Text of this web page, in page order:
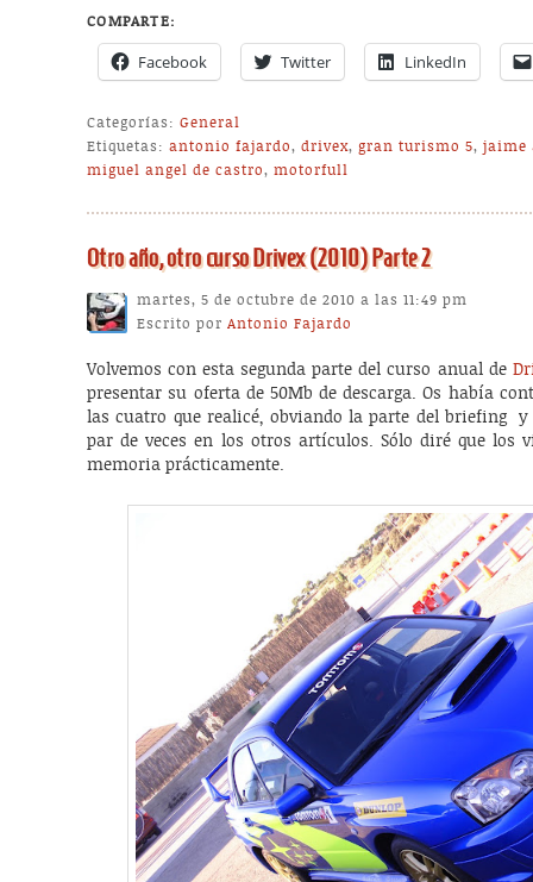
COMPARTE:
Facebook Twitter LinkedIn
Categorías: General
Etiquetas: antonio fajardo,drivex,gran turismo 5,jaime
miguel angel de castro,motorfull
Otro año, otro curso Drivex (2010) Parte 2
martes, 5 de octubre de 2010 a las 11:49 pm
Escrito porAntonio Fajardo
Volvemos con esta segunda parte del curso anual de
presentar su oferta de 50Mb de descarga. Os había
las cuatro que realicé, obviando la parte del briefing
par de veces en los otros artículos. Sólo diré que los
memoria prácticamente.